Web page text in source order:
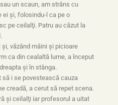
un scaun, am strâns cu
ei şi, folosindu-l ca pe o
pe ceilalţi. Patru au căzut la
văzând mâini şi picioare
ca din cealaltă lume, a început
şi în stânga.
i se povestească cauza
creadă, a cerut să repet scena.
şi ceilalţi iar profesorul a uitat